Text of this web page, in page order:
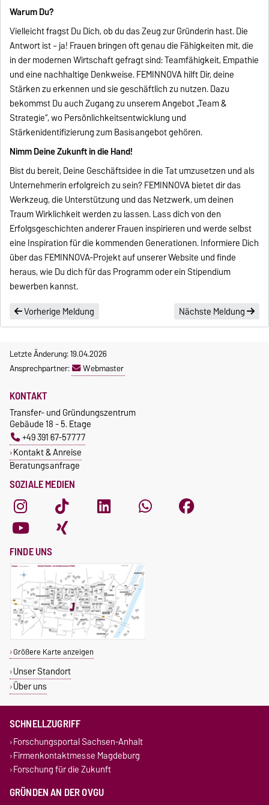
Warum Du?
Vielleicht fragst Du Dich, ob du das Zeug zur Gründerin hast. Die
Antwort ist – ja! Frauen bringen oft genau die Fähigkeiten mit, die
in der modernen Wirtschaft gefragt sind: Teamfähigkeit, Empathie
und eine nachhaltige Denkweise. FEMINNOVA hilft Dir, deine
Stärken zu erkennen und sie geschäftlich zu nutzen. Dazu
bekommst Du auch Zugang zu unserem Angebot „Team &
Strategie“, wo Persönlichkeitsentwicklung und
Stärkenidentifizierung zum Basisangebot gehören.
Nimm Deine Zukunft in die Hand!
Bist du bereit, Deine Geschäftsidee in die Tat umzusetzen und als
Unternehmerin erfolgreich zu sein? FEMINNOVA bietet dir das
Werkzeug, die Unterstützung und das Netzwerk, um deinen
Traum Wirklichkeit werden zu lassen. Lass dich von den
Erfolgsgeschichten anderer Frauen inspirieren und werde selbst
eine Inspiration für die kommenden Generationen. Informiere Dich
über das FEMINNOVA-Projekt auf unserer Website und finde
heraus, wie Du dich für das Programm oder ein Stipendium
bewerben kannst.
Vorherige Meldung
Nächste Meldung
Letzte Änderung: 19.04.2026
Ansprechpartner:
Webmaster
SOZIALE MEDIEN
KONTAKT
Transfer- und Gründungszentrum
Gebäude 18 - 5. Etage
+49 391 67-57777
Kontakt & Anreise
Beratungsanfrage
FINDE UNS
Größere Karte anzeigen
Unser Standort
Über uns
SCHNELLZUGRIFF
Forschungsportal Sachsen-Anhalt
Firmenkontaktmesse Magdeburg
Forschung für die Zukunft
GRÜNDEN AN DER OVGU